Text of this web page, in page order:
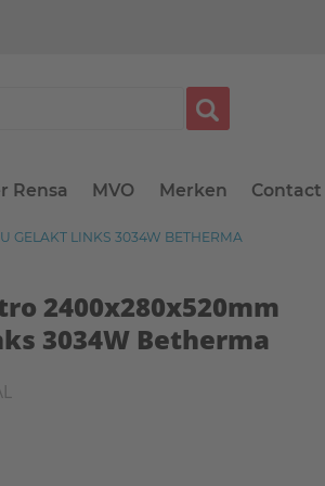
Rensa MVO Merken Contact
GELAKT LINKS 3034W BETHERMA
2400x280x520mm
3034W Betherma